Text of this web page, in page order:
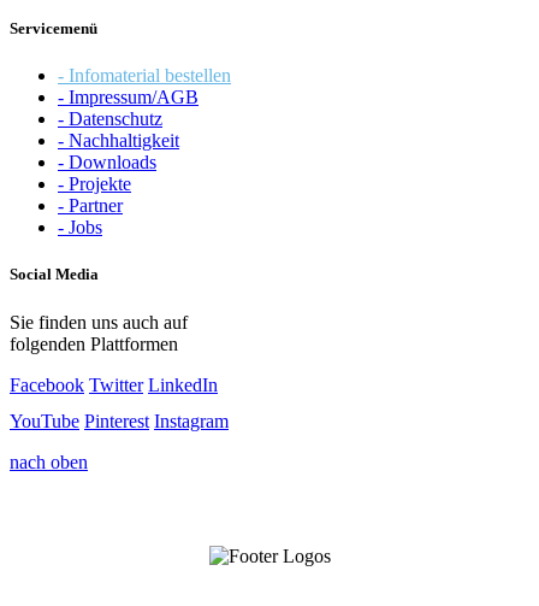
Servicemenü
- Infomaterial bestellen
- Impressum/AGB
- Datenschutz
- Nachhaltigkeit
- Downloads
- Projekte
- Partner
- Jobs
Social Media
Sie finden uns auch auf
folgenden Plattformen
Facebook Twitter LinkedIn
YouTube Pinterest Instagram
nach oben